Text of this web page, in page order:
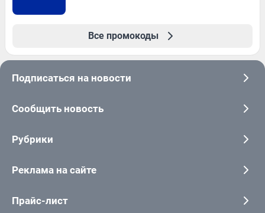
Все промокоды
Подписаться на новости
Сообщить новость
Рубрики
Реклама на сайте
Прайс-лист